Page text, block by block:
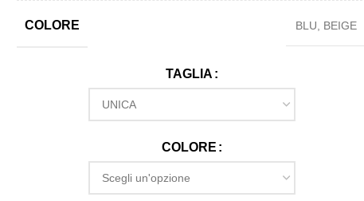
COLORE BLU BEIGE
TAGLIA
COLORE